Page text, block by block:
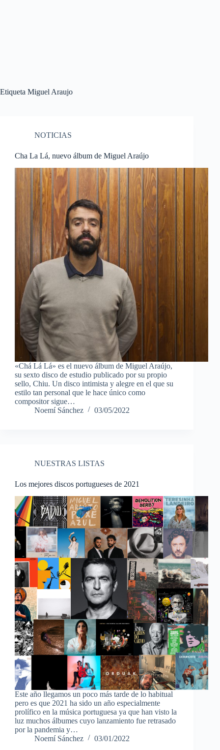
Etiqueta Miguel Araujo
NOTICIAS
Cha La Lá, nuevo álbum de Miguel Araújo
«Chá Lá Lá» es el nuevo álbum de Miguel Araújo,
su sexto disco de estudio publicado por su propio
sello, Chiu. Un disco intimista y alegre en el que su
estilo tan personal que le hace único como
compositor sigue…
Noemí Sánchez
03/05/2022
NUESTRAS LISTAS
Los mejores discos portugueses de 2021
Este año llegamos un poco más tarde de lo habitual
pero es que 2021 ha sido un año especialmente
prolífico en la música portuguesa ya que han visto la
luz muchos álbumes cuyo lanzamiento fue retrasado
por la pandemia y…
Noemí Sánchez
03/01/2022